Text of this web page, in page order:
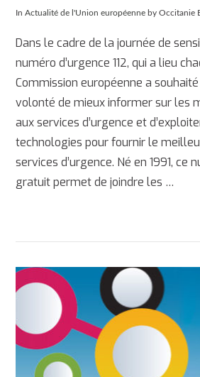
InActualité de l'Union européenne by Occitanie
Dans le cadre de la journée de
numéro d’urgence 112, qui a lieu
Commission européenne a
volonté de mieux informer sur les
aux services d’urgence et
technologies pour fournir le
services d’urgence. Né en 1991, ce
gratuit permet de joindre les …